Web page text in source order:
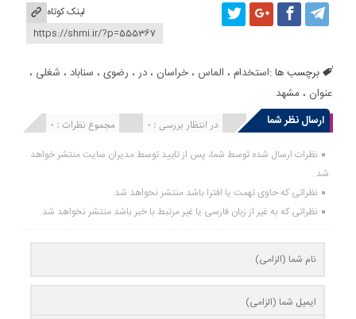
لینک کوتاه
برچسب ها :استخدام ، الماس ،خراسان ،در ، رضوی ، سناباد ، شغلی ،
عنوان ، مشهد
ارسال نظر شما
مجموع نظرات : 0 در انتظار بررسی : 0 انتشار یافته : 0
نظرات ارسال شده توسط شما، پس از تایید توسط مدیران سایت منتشر خواهد
شد.
نظراتی که حاوی تهمت یا افترا باشد منتشر نخواهد شد.
نظراتی که به غیر از زبان فارسی یا غیر مرتبط با خبر باشد منتشر نخواهد شد.